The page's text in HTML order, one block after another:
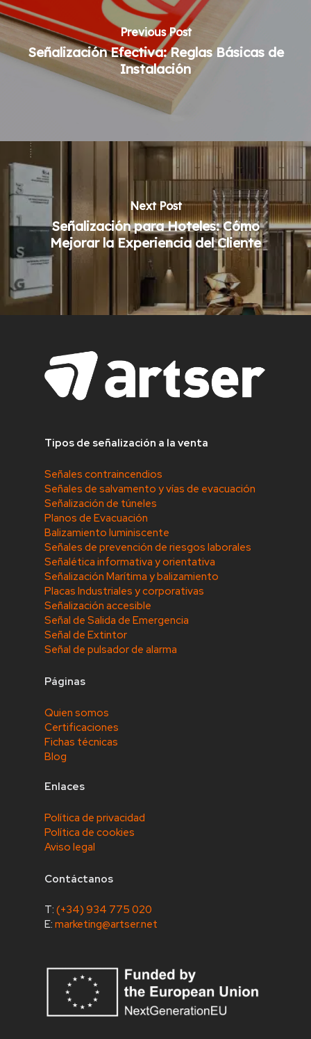
Previous Post
Señalización Efectiva: Reglas Básicas de
Instalación
Next Post
Señalización para Hoteles: Cómo
Mejorar la Experiencia del Cliente
Tipos de señalización a la venta
Señales contraincendios
Señales de salvamento y vías de evacuación
Señalización de túneles
Planos de Evacuación
Balizamiento luminiscente
Señales de prevención de riesgos laborales
Señalética informativa y orientativa
Señalización Marítima y balizamiento
Placas Industriales y corporativas
Señalización accesible
Señal de Salida de Emergencia
Señal de Extintor
Señal de pulsador de alarma
Páginas
Quien somos
Certificaciones
Fichas técnicas
Blog
Enlaces
Política de privacidad
Política de cookies
Aviso legal
Contáctanos
T:(+34) 934 775 020
E:marketing@artser.net